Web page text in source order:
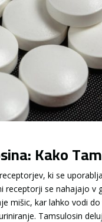
Kako
ki se
receptorji se nahajajo
mišic, kar lahko vodi
Tamsulosin